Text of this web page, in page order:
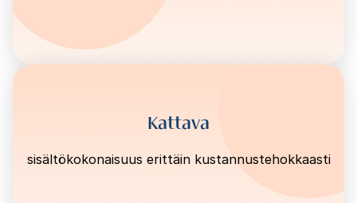
Kattava
sisältökokonaisuus erittäin kustannustehokkaasti